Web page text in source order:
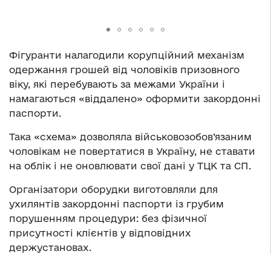
Фігуранти налагодили корупційний механізм
одержання грошей від чоловіків призовного
віку, які перебувають за межами України і
намагаються «віддалено» оформити закордонні
паспорти.
Така «схема» дозволяла військовозобов’язаним
чоловікам не повертатися в Україну, не ставати
на облік і не оновлювати свої дані у ТЦК та СП.
Організатори оборудки виготовляли для
ухилянтів закордонні паспорти із грубим
порушенням процедури: без фізичної
присутності клієнтів у відповідних
держустановах.